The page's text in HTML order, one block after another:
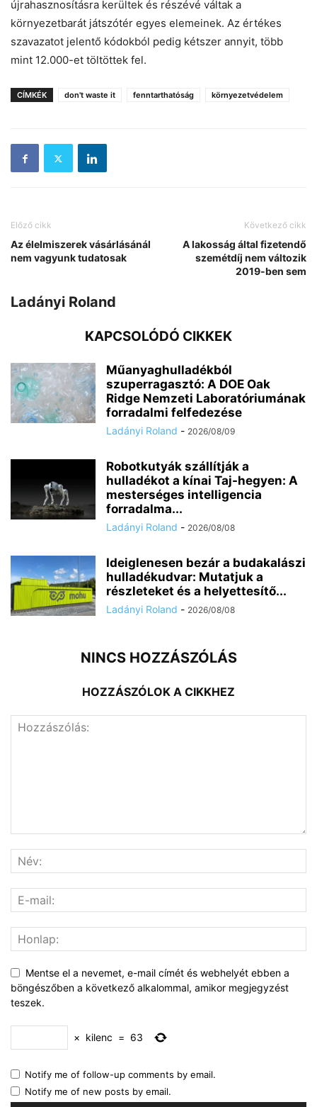
újrahasznosításra kerültek és részévé váltak a
környezetbarát játszótér egyes elemeinek. Az értékes
szavazatot jelentő kódokból pedig kétszer annyit, több
mint 12.000-et töltöttek fel.
CÍMKÉK don't waste it fenntarthatóság környezetvédelem
Előző cikk
Az élelmiszerek vásárlásánál
nem vagyunk tudatosak
Következő cikk
A lakosság által fizetendő
szemétdíj nem változik
2019-ben sem
Ladányi Roland
KAPCSOLÓDÓ CIKKEK
Műanyaghulladékból
szuperragasztó: A DOE Oak
Ridge Nemzeti Laboratóriumának
forradalmi felfedezése
Ladányi Roland - 2026/08/09
Robotkutyák szállítják a
hulladékot a kínai Taj-hegyen: A
mesterséges intelligencia
forradalma...
Ladányi Roland - 2026/08/08
Ideiglenesen bezár a budakalászi
hulladékudvar: Mutatjuk a
részleteket és a helyettesítő...
Ladányi Roland - 2026/08/08
NINCS HOZZÁSZÓLÁS
HOZZÁSZÓLOK A CIKKHEZ
Mentse el a nevemet, e-mail címét és webhelyét ebben a
böngészőben a következő alkalommal, amikor megjegyzést
teszek.
× kilenc = 63
Notify me of follow-up comments by email.
Notify me of new posts by email.